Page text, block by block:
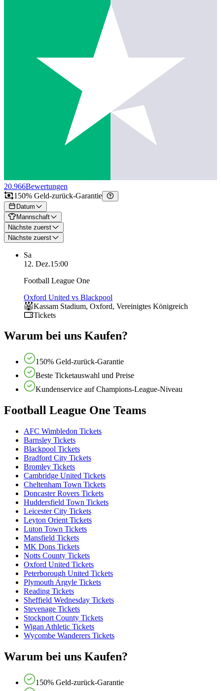
20.966Bewertungen
150% Geld-zurück-Garantie
Datum
Mannschaft
Nächste zuerst
Nächste zuerst
Sa
12. Dez.15:00
Football League One
Oxford United vs Blackpool
Kassam Stadium, Oxford, Vereinigtes Königreich
Tickets
Warum bei uns Kaufen?
150% Geld-zurück-Garantie
Beste Ticketauswahl und Preise
Kundenservice auf Champions-League-Niveau
Football League One Teams
AFC Wimbledon Tickets
Barnsley Tickets
Blackpool Tickets
Bradford City Tickets
Bromley Tickets
Cambridge United Tickets
Cheltenham Town Tickets
Doncaster Rovers Tickets
Huddersfield Town Tickets
Leicester City Tickets
Leyton Orient Tickets
Luton Town Tickets
Mansfield Tickets
MK Dons Tickets
Notts County Tickets
Oxford United Tickets
Peterborough United Tickets
Plymouth Argyle Tickets
Reading Tickets
Sheffield Wednesday Tickets
Stevenage Tickets
Stockport County Tickets
Wigan Athletic Tickets
Wycombe Wanderers Tickets
Warum bei uns Kaufen?
150% Geld-zurück-Garantie